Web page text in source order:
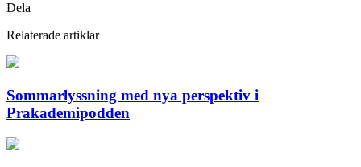
Dela
Relaterade artiklar
Sommarlyssning med nya perspektiv i
Prakademipodden